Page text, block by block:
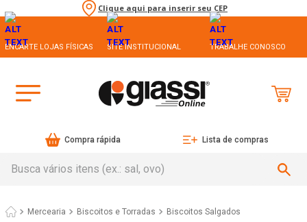
Clique aqui para inserir seu CEP
ENCARTE LOJAS FÍSICAS SITE INSTITUCIONAL TRABALHE CONOSCO
Compra rápida Lista de compras
Mercearia Biscoitos e Torradas Biscoitos Salgados